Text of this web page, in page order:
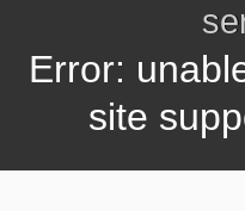
Error:
site